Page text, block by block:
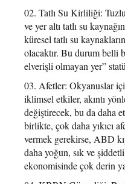
Tatlı Su Kirliliği:
ve yer altı tatlı su
küresel tatlı su
olacaktır. Bu durum belli
elverişli olmayan yer”
Afetler: Okyanuslar
iklimsel etkiler, akıntı
değiştirecek, bu da daha
birlikte, çok daha yıkıcı
vermek gerekirse, ABD
daha yoğun, sık ve
ekonomisinde çok derin